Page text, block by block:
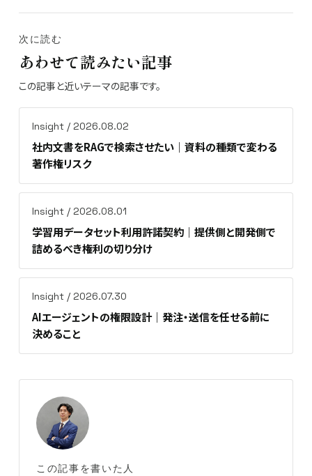
次に読む
あわせて読みたい記事
この記事と近いテーマの記事です。
Insight / 2026.08.02
社内文書をRAGで検索させたい｜資料の種類で変わる
著作権リスク
Insight / 2026.08.01
学習用データセット利用許諾契約｜提供側と開発側で
詰めるべき権利の切り分け
Insight / 2026.07.30
AIエージェントの権限設計｜発注・送信を任せる前に
決めること
この記事を書いた人